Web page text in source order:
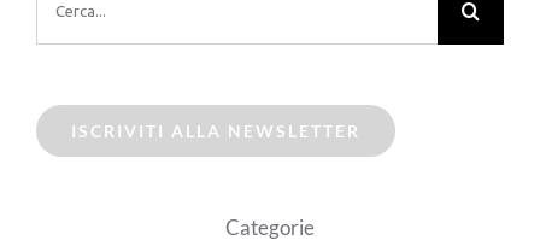
per:
ISCRIVITI ALLA NEWSLETTER
Categorie